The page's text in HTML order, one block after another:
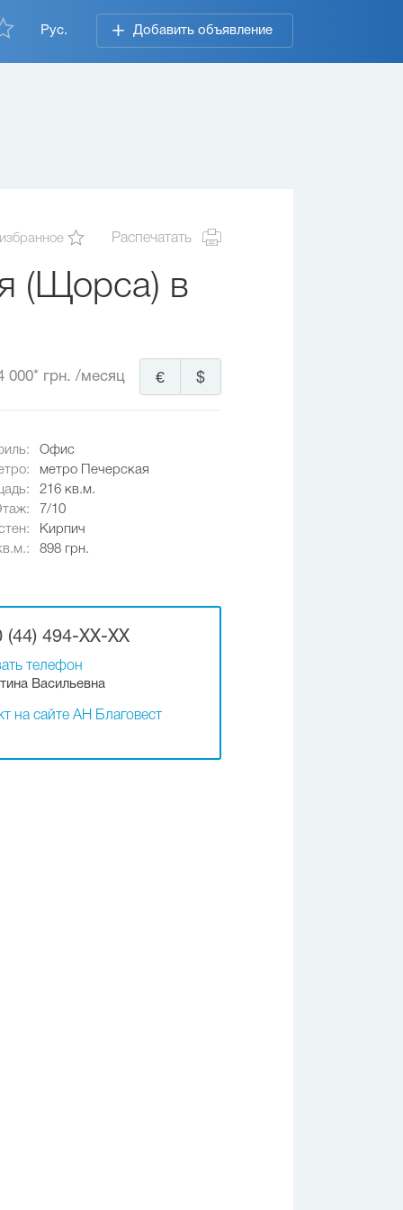
Рус. Добавить объявление
Распечатать
(Щорса) в
000* грн. /месяц $
€
Офис
метро Печерская
216 кв.м.
7/10
Кирпич
898 грн.
(44) 494-XX-XX
телефон
Васильевна
на сайте АН Благовест